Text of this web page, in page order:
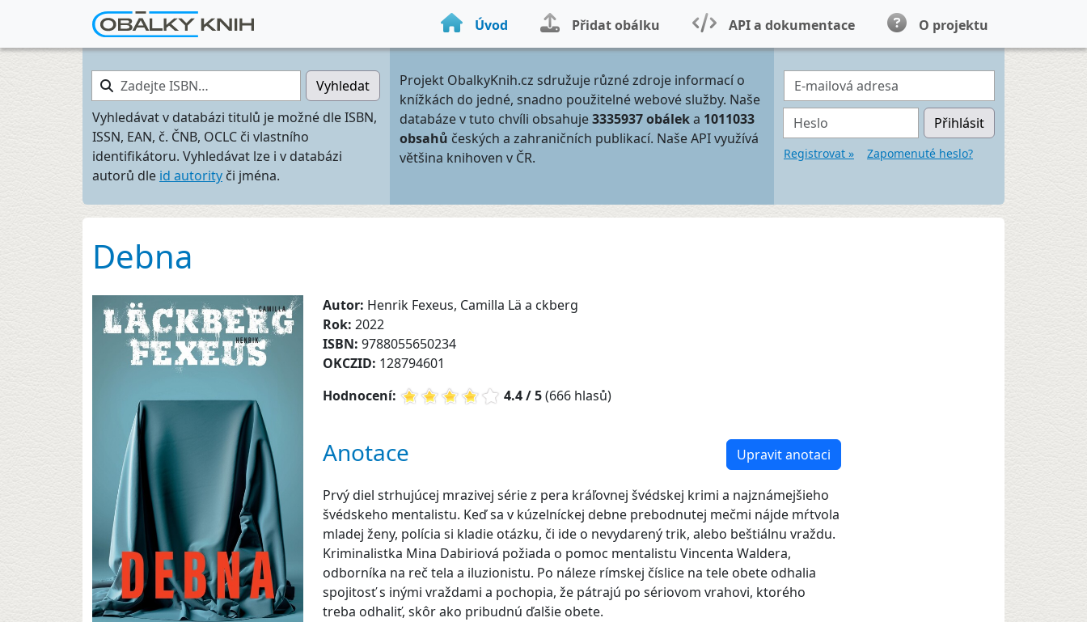
Úvod Přidat obálku API a dokumentace O projektu
Zadejte ISBN…
Vyhledat
Vyhledávat v databázi titulů je možné dle ISBN,
ISSN, EAN, č. ČNB, OCLC či vlastního
identifikátoru. Vyhledávat lze i v databázi
autorů dle id autority či jména.
Projekt ObalkyKnih.cz sdružuje různé zdroje informací o
knížkách do jedné, snadno použitelné webové služby. Naše
databáze v tuto chvíli obsahuje3335937 obáleka 1011033
obsahů českých a zahraničních publikací. Naše API využívá
většina knihoven v ČR.
E-mailová adresa
Heslo Přihlásit
Registrovat » Zapomenuté heslo?
Debna
Autor: Henrik Fexeus, Camilla Lä a ckberg
Rok: 2022
ISBN: 9788055650234
OKCZID: 128794601
Hodnocení:
4.4 / 5(666 hlasů)
Anotace Upravit anotaci
Prvý diel strhujúcej mrazivej série z pera kráľovnej švédskej krimi a najznámejšieho
švédskeho mentalistu. Keď sa v kúzelníckej debne prebodnutej mečmi nájde mŕtvola
mladej ženy, polícia si kladie otázku, či ide o nevydarený trik, alebo beštiálnu vraždu.
Kriminalistka Mina Dabiriová požiada o pomoc mentalistu Vincenta Waldera,
odborníka na reč tela a iluzionistu. Po náleze rímskej číslice na tele obete odhalia
spojitosť s inými vraždami a pochopia, že pátrajú po sériovom vrahovi, ktorého
treba odhaliť, skôr ako pribudnú ďalšie obete.